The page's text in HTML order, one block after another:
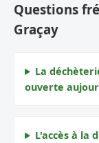
Questions
Graçay
La
ouverte
L'accès à la